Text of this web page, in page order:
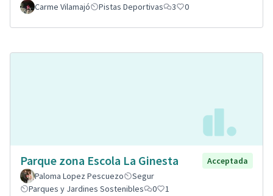
Carme Vilamajó Pistas Deportivas 3 0
Parque zona Escola La Ginesta
Acceptada
Paloma Lopez Pescuezo
Segur
Parques y Jardines Sostenibles
0 1